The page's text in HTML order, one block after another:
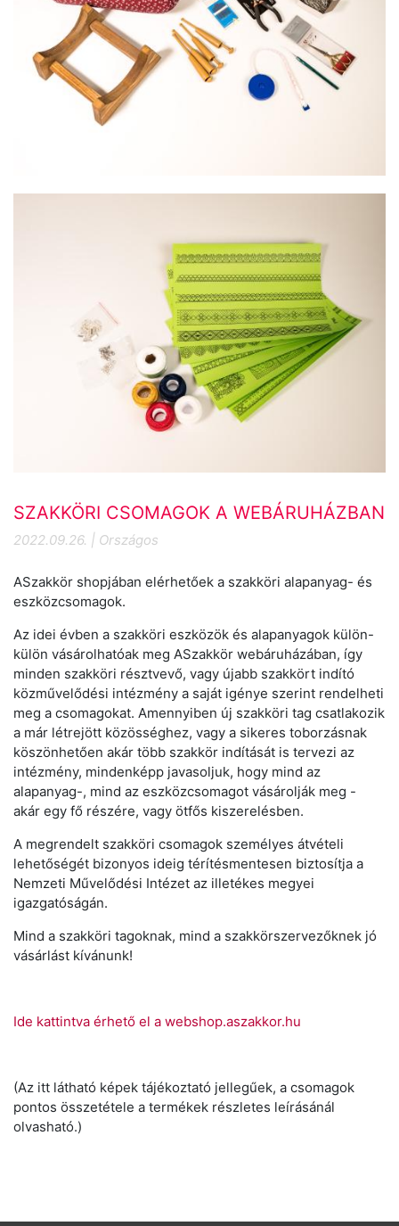
SZAKKÖRI CSOMAGOK A WEBÁRUHÁZBAN
2022.09.26. | Országos
ASzakkör shopjában elérhetőek a szakköri alapanyag- és
eszközcsomagok.
Az idei évben a szakköri eszközök és alapanyagok külön-
külön vásárolhatóak meg ASzakkör webáruházában, így
minden szakköri résztvevő, vagy újabb szakkört indító
közművelődési intézmény a saját igénye szerint rendelheti
meg a csomagokat. Amennyiben új szakköri tag csatlakozik
a már létrejött közösséghez, vagy a sikeres toborzásnak
köszönhetően akár több szakkör indítását is tervezi az
intézmény, mindenképp javasoljuk, hogy mind az
alapanyag-, mind az eszközcsomagot vásárolják meg -
akár egy fő részére, vagy ötfős kiszerelésben.
A megrendelt szakköri csomagok személyes átvételi
lehetőségét bizonyos ideig térítésmentesen biztosítja a
Nemzeti Művelődési Intézet az illetékes megyei
igazgatóságán.
Mind a szakköri tagoknak, mind a szakkörszervezőknek jó
vásárlást kívánunk!
Ide kattintva érhető el a webshop.aszakkor.hu
(Az itt látható képek tájékoztató jellegűek, a csomagok
pontos összetétele a termékek részletes leírásánál
olvasható.)